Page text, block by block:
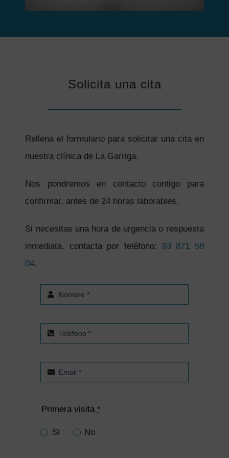
Solicita una cita
Rellena el formulario para solicitar una cita en
nuestra clínica de La Garriga.
Nos pondremos en contacto contigo para
confirmar, antes de 24 horas laborables.
Si necesitas una hora de urgencia o respuesta
inmediata, contacta por teléfono: 93 871 58
04.
Primera visita*
Si No